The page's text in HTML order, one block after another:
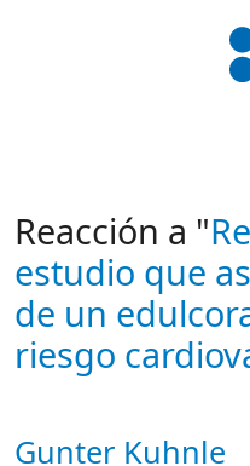
Pasar al contenido
Reacción a "
estudio que
de un
riesgo
Autor/es reacciones
Gunter Kuhnle